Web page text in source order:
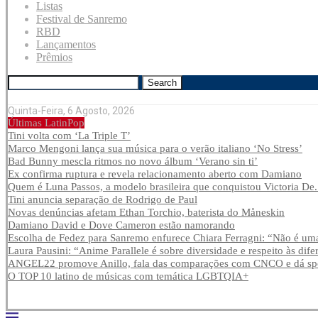
Listas
Festival de Sanremo
RBD
Lançamentos
Prêmios
Search
Quinta-Feira, 6 Agosto, 2026
Últimas LatinPop
Tini volta com ‘La Triple T’
Marco Mengoni lança sua música para o verão italiano ‘No Stress’
Bad Bunny mescla ritmos no novo álbum ‘Verano sin ti’
Ex confirma ruptura e revela relacionamento aberto com Damiano
Quem é Luna Passos, a modelo brasileira que conquistou Victoria
Tini anuncia separação de Rodrigo de Paul
Novas denúncias afetam Ethan Torchio, baterista do Måneskin
Damiano David e Dove Cameron estão namorando
Escolha de Fedez para Sanremo enfurece Chiara Ferragni: “Não é
Laura Pausini: “Anime Parallele é sobre diversidade e respeito às
ANGEL22 promove Anillo, fala das comparações com CNCO e dá
O TOP 10 latino de músicas com temática LGBTQIA+